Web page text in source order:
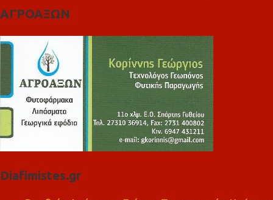
ΑΓΡΟΑΞΩΝ
Diafimistes.gr